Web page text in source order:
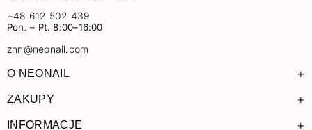
+48 612 502 439
Pon. – Pt. 8:00–16:00
znn@neonail.com
O NEONAIL +
ZAKUPY +
INFORMACJE +